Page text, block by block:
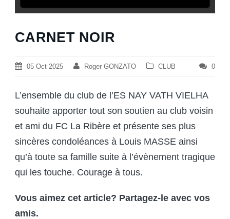
CARNET NOIR
05 Oct 2025 Roger GONZATO CLUB 0
L’ensemble du club de l’ES NAY VATH VIELHA
souhaite apporter tout son soutien au club voisin
et ami du FC La Ribère et présente ses plus
sincères condoléances à Louis MASSE ainsi
qu’à toute sa famille suite à l’évènement tragique
qui les touche. Courage à tous.
Vous aimez cet article? Partagez-le avec vos
amis.